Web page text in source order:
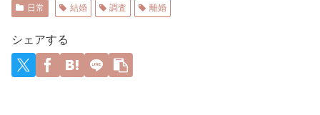
焼き付き
始めたん
ど、あ
の...
電車攻撃
に敗れて
日常 結婚 調査 離婚
シェアする